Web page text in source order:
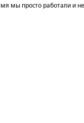
мы просто работали и